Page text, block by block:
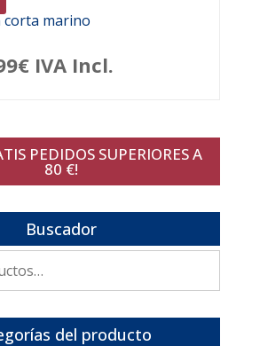
19,99€.
corta marino
€El
es:
IVA Incl.
PEDIDOS SUPERIORES A
80 €!
Buscador
del producto